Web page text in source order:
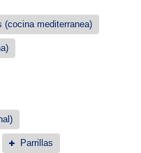
(cocina mediterranea)
Parrillas